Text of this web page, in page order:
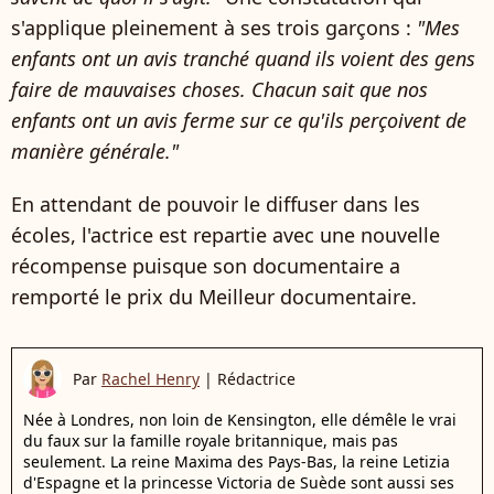
s'applique pleinement à ses trois garçons : "Mes
enfants ont un avis tranché quand ils voient des gens
faire de mauvaises choses. Chacun sait que nos
enfants ont un avis ferme sur ce qu'ils perçoivent de
manière générale."
En attendant de pouvoir le diffuser dans les
écoles, l'actrice est repartie avec une nouvelle
récompense puisque son documentaire a
remporté le prix du Meilleur documentaire.
Par Rachel Henry | Rédactrice
Née à Londres, non loin de Kensington, elle démêle le vrai
du faux sur la famille royale britannique, mais pas
seulement. La reine Maxima des Pays-Bas, la reine Letizia
d'Espagne et la princesse Victoria de Suède sont aussi ses